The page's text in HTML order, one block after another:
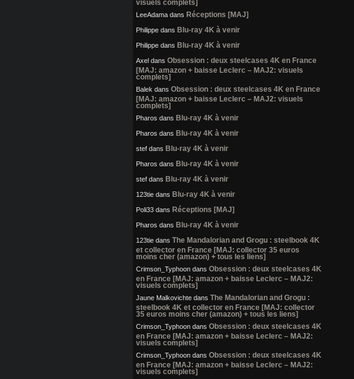
visuels complets]
LeeAdama dans Réceptions [MAJ]
Philippe dans Blu-ray 4K à venir
Philippe dans Blu-ray 4K à venir
Axel dans Obsession : deux steelcases 4K en France
[MAJ: amazon + baisse Leclerc – MAJ2: visuels
complets]
Balek dans Obsession : deux steelcases 4K en France
[MAJ: amazon + baisse Leclerc – MAJ2: visuels
complets]
Pharos dans Blu-ray 4K à venir
Pharos dans Blu-ray 4K à venir
stef dans Blu-ray 4K à venir
Pharos dans Blu-ray 4K à venir
stef dans Blu-ray 4K à venir
123tie dans Blu-ray 4K à venir
Poli33 dans Réceptions [MAJ]
Pharos dans Blu-ray 4K à venir
123tie dans The Mandalorian and Grogu : steelbook 4K
et collector en France [MAJ: collector 35 euros
moins cher (amazon) + tous les liens]
Crimson_Typhoon dans Obsession : deux steelcases 4K
en France [MAJ: amazon + baisse Leclerc – MAJ2:
visuels complets]
Jaune Malkovichte dans The Mandalorian and Grogu :
steelbook 4K et collector en France [MAJ: collector
35 euros moins cher (amazon) + tous les liens]
Crimson_Typhoon dans Obsession : deux steelcases 4K
en France [MAJ: amazon + baisse Leclerc – MAJ2:
visuels complets]
Crimson_Typhoon dans Obsession : deux steelcases 4K
en France [MAJ: amazon + baisse Leclerc – MAJ2:
visuels complets]